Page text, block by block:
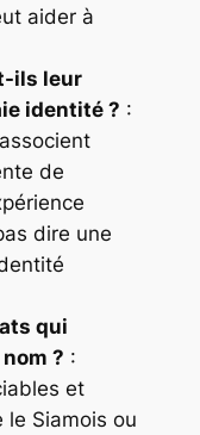
aider à
ils leur
identité ? :
de
dire une
qui
? :
et
le Siamois ou